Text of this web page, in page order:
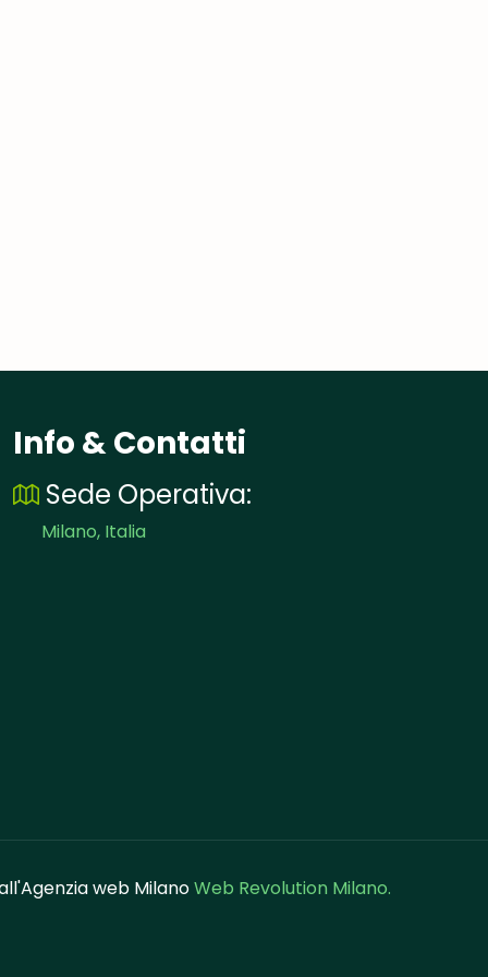
Info & Contatti
Sede Operativa:
Milano, Italia
web MilanoWeb Revolution Milano.